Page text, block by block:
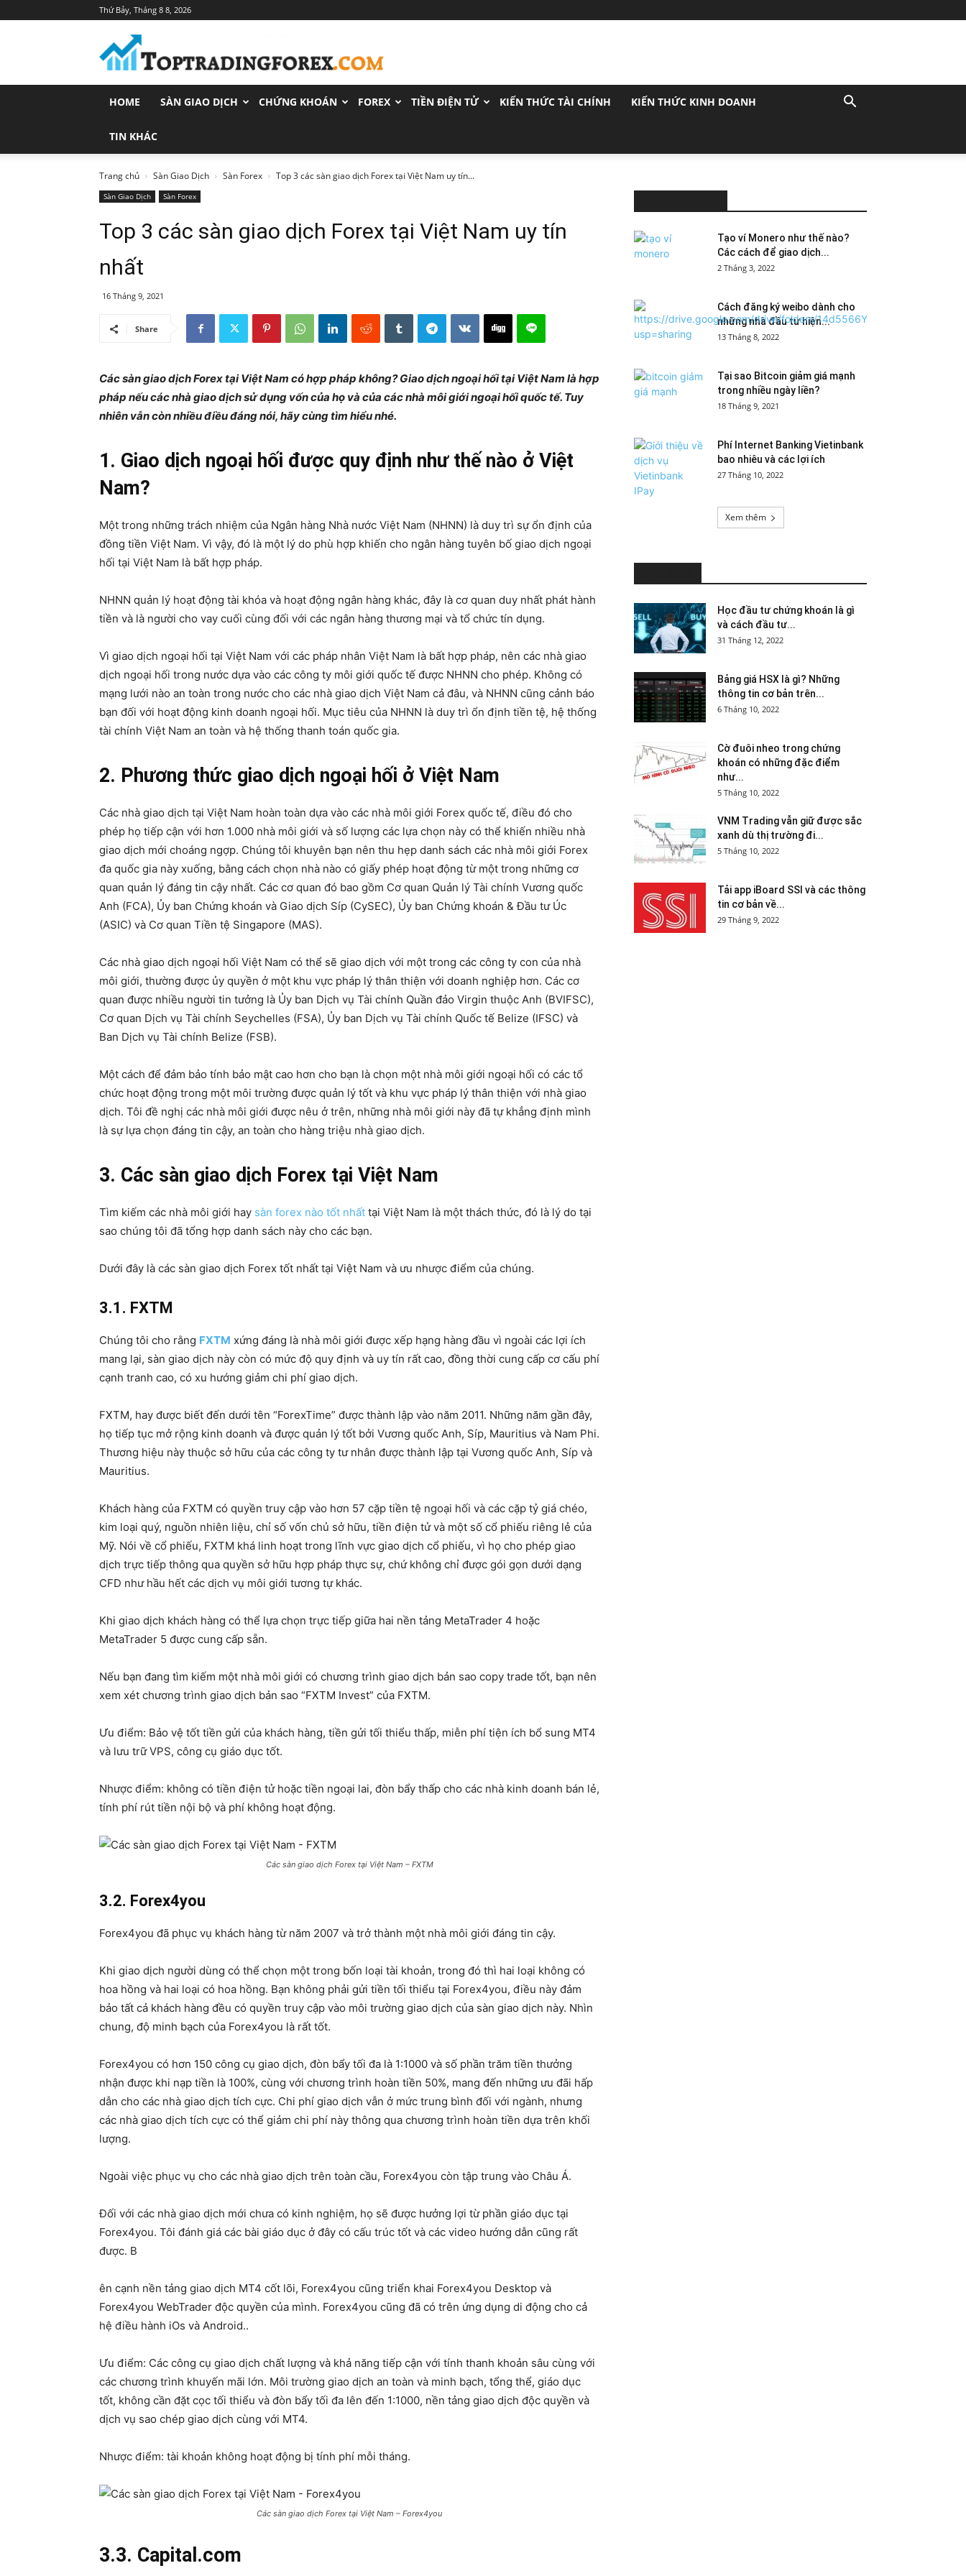
Thứ Bảy, Tháng 8 8, 2026
Trang
Tin
Tức
Đầu
HOME SÀN GIAO DỊCH CHỨNG KHOÁN FOREX TIỀN ĐIỆN TỬ KIẾN THỨC TÀI CHÍNH KIẾN THỨC KINH DOANH
TIN KHÁC
Trang chủ Sàn Giao Dịch Sàn Forex Top 3 các sàn giao dịch Forex tại Việt Nam uy tín...
Sàn Giao Dịch Sàn Forex
Top 3 các sàn giao dịch Forex tại Việt Nam uy tín
nhất
16 Tháng 9, 2021
Share
Các sàn giao dịch Forex tại Việt Nam có hợp pháp không? Giao dịch ngoại hối tại Việt Nam là hợp
pháp nếu các nhà giao dịch sử dụng vốn của họ và của các nhà môi giới ngoại hối quốc tế. Tuy
nhiên vẫn còn nhiều điều đáng nói, hãy cùng tìm hiểu nhé.
1. Giao dịch ngoại hối được quy định như thế nào ở Việt
Nam?
Một trong những trách nhiệm của Ngân hàng Nhà nước Việt Nam (NHNN) là duy trì sự ổn định của
đồng tiền Việt Nam. Vì vậy, đó là một lý do phù hợp khiến cho ngân hàng tuyên bố giao dịch ngoại
hối tại Việt Nam là bất hợp pháp.
NHNN quản lý hoạt động tài khóa và hoạt động ngân hàng khác, đây là cơ quan duy nhất phát hành
tiền và là người cho vay cuối cùng đối với các ngân hàng thương mại và tổ chức tín dụng.
Vì giao dịch ngoại hối tại Việt Nam với các pháp nhân Việt Nam là bất hợp pháp, nên các nhà giao
dịch ngoại hối trong nước dựa vào các công ty môi giới quốc tế được NHNN cho phép. Không có
mạng lưới nào an toàn trong nước cho các nhà giao dịch Việt Nam cả đâu, và NHNN cũng cảnh báo
bạn đối với hoạt động kinh doanh ngoại hối. Mục tiêu của NHNN là duy trì ổn định tiền tệ, hệ thống
tài chính Việt Nam an toàn và hệ thống thanh toán quốc gia.
2. Phương thức giao dịch ngoại hối ở Việt Nam
Các nhà giao dịch tại Việt Nam hoàn toàn dựa vào các nhà môi giới Forex quốc tế, điều đó cho
phép họ tiếp cận với hơn 1.000 nhà môi giới và số lượng các lựa chọn này có thể khiến nhiều nhà
giao dịch mới choáng ngợp. Chúng tôi khuyên bạn nên thu hẹp danh sách các nhà môi giới Forex
đa quốc gia này xuống, bằng cách chọn nhà nào có giấy phép hoạt động từ một trong những cơ
quan quản lý đáng tin cậy nhất. Các cơ quan đó bao gồm Cơ quan Quản lý Tài chính Vương quốc
Anh (FCA), Ủy ban Chứng khoán và Giao dịch Síp (CySEC), Ủy ban Chứng khoán & Đầu tư Úc
(ASIC) và Cơ quan Tiền tệ Singapore (MAS).
Các nhà giao dịch ngoại hối Việt Nam có thể sẽ giao dịch với một trong các công ty con của nhà
môi giới, thường được ủy quyền ở một khu vực pháp lý thân thiện với doanh nghiệp hơn. Các cơ
quan được nhiều người tin tưởng là Ủy ban Dịch vụ Tài chính Quần đảo Virgin thuộc Anh (BVIFSC),
Cơ quan Dịch vụ Tài chính Seychelles (FSA), Ủy ban Dịch vụ Tài chính Quốc tế Belize (IFSC) và
Ban Dịch vụ Tài chính Belize (FSB).
Một cách để đảm bảo tính bảo mật cao hơn cho bạn là chọn một nhà môi giới ngoại hối có các tổ
chức hoạt động trong một môi trường được quản lý tốt và khu vực pháp lý thân thiện với nhà giao
dịch. Tôi đề nghị các nhà môi giới được nêu ở trên, những nhà môi giới này đã tự khẳng định mình
là sự lựa chọn đáng tin cậy, an toàn cho hàng triệu nhà giao dịch.
3. Các sàn giao dịch Forex tại Việt Nam
Tìm kiếm các nhà môi giới hay sàn forex nào tốt nhất tại Việt Nam là một thách thức, đó là lý do tại
sao chúng tôi đã tổng hợp danh sách này cho các bạn.
Dưới đây là các sàn giao dịch Forex tốt nhất tại Việt Nam và ưu nhược điểm của chúng.
3.1. FXTM
Chúng tôi cho rằng FXTM xứng đáng là nhà môi giới được xếp hạng hàng đầu vì ngoài các lợi ích
mang lại, sàn giao dịch này còn có mức độ quy định và uy tín rất cao, đồng thời cung cấp cơ cấu phí
cạnh tranh cao, có xu hướng giảm chi phí giao dịch.
FXTM, hay được biết đến dưới tên “ForexTime” được thành lập vào năm 2011. Những năm gần đây,
họ tiếp tục mở rộng kinh doanh và được quản lý tốt bởi Vương quốc Anh, Síp, Mauritius và Nam Phi.
Thương hiệu này thuộc sở hữu của các công ty tư nhân được thành lập tại Vương quốc Anh, Síp và
Mauritius.
Khách hàng của FXTM có quyền truy cập vào hơn 57 cặp tiền tệ ngoại hối và các cặp tỷ giá chéo,
kim loại quý, nguồn nhiên liệu, chỉ số vốn chủ sở hữu, tiền điện tử và một số cổ phiếu riêng lẻ của
Mỹ. Nói về cổ phiếu, FXTM khá linh hoạt trong lĩnh vực giao dịch cổ phiếu, vì họ cho phép giao
dịch trực tiếp thông qua quyền sở hữu hợp pháp thực sự, chứ không chỉ được gói gọn dưới dạng
CFD như hầu hết các dịch vụ môi giới tương tự khác.
Khi giao dịch khách hàng có thể lựa chọn trực tiếp giữa hai nền tảng MetaTrader 4 hoặc
MetaTrader 5 được cung cấp sẵn.
Nếu bạn đang tìm kiếm một nhà môi giới có chương trình giao dịch bản sao copy trade tốt, bạn nên
xem xét chương trình giao dịch bản sao “FXTM Invest” của FXTM.
Ưu điểm: Bảo vệ tốt tiền gửi của khách hàng, tiền gửi tối thiểu thấp, miễn phí tiện ích bổ sung MT4
và lưu trữ VPS, công cụ giáo dục tốt.
Nhược điểm: không có tiền điện tử hoặc tiền ngoại lai, đòn bẩy thấp cho các nhà kinh doanh bán lẻ,
tính phí rút tiền nội bộ và phí không hoạt động.
Các sàn giao dịch Forex tại Việt Nam – FXTM
3.2. Forex4you
Forex4you đã phục vụ khách hàng từ năm 2007 và trở thành một nhà môi giới đáng tin cậy.
Khi giao dịch người dùng có thể chọn một trong bốn loại tài khoản, trong đó thì hai loại không có
hoa hồng và hai loại có hoa hồng. Bạn không phải gửi tiền tối thiểu tại Forex4you, điều này đảm
bảo tất cả khách hàng đều có quyền truy cập vào môi trường giao dịch của sàn giao dịch này. Nhìn
chung, độ minh bạch của Forex4you là rất tốt.
Forex4you có hơn 150 công cụ giao dịch, đòn bẩy tối đa là 1:1000 và số phần trăm tiền thưởng
nhận được khi nạp tiền là 100%, cùng với chương trình hoàn tiền 50%, mang đến những ưu đãi hấp
dẫn cho các nhà giao dịch tích cực. Chi phí giao dịch vẫn ở mức trung bình đối với ngành, nhưng
các nhà giao dịch tích cực có thể giảm chi phí này thông qua chương trình hoàn tiền dựa trên khối
lượng.
Ngoài việc phục vụ cho các nhà giao dịch trên toàn cầu, Forex4you còn tập trung vào Châu Á.
Đối với các nhà giao dịch mới chưa có kinh nghiệm, họ sẽ được hưởng lợi từ phần giáo dục tại
Forex4you. Tôi đánh giá các bài giáo dục ở đây có cấu trúc tốt và các video hướng dẫn cũng rất
được. B
ên cạnh nền tảng giao dịch MT4 cốt lõi, Forex4you cũng triển khai Forex4you Desktop và
Forex4you WebTrader độc quyền của mình. Forex4you cũng đã có trên ứng dụng di động cho cả
hệ điều hành iOs và Android..
Ưu điểm: Các công cụ giao dịch chất lượng và khả năng tiếp cận với tính thanh khoản sâu cùng với
các chương trình khuyến mãi lớn. Môi trường giao dịch an toàn và minh bạch, tổng thể, giáo dục
tốt, không cần đặt cọc tối thiểu và đòn bẩy tối đa lên đến 1:1000, nền tảng giao dịch độc quyền và
dịch vụ sao chép giao dịch cùng với MT4.
Nhược điểm: tài khoản không hoạt động bị tính phí mỗi tháng.
Các sàn giao dịch Forex tại Việt Nam – Forex4you
3.3. Capital.com
Tạo ví Monero như thế nào?
Các cách để giao dịch...
2 Tháng 3, 2022
Cách đăng ký weibo dành cho
những nhà đầu tư hiện...
13 Tháng 8, 2022
Tại sao Bitcoin giảm giá mạnh
trong nhiều ngày liền?
18 Tháng 9, 2021
Phí Internet Banking Vietinbank
bao nhiêu và các lợi ích
27 Tháng 10, 2022
Xem thêm
Học đầu tư chứng khoán là gì
và cách đầu tư...
31 Tháng 12, 2022
Bảng giá HSX là gì? Những
thông tin cơ bản trên...
6 Tháng 10, 2022
Cờ đuôi nheo trong chứng
khoán có những đặc điểm
như...
5 Tháng 10, 2022
VNM Trading vẫn giữ được sắc
xanh dù thị trường đi...
5 Tháng 10, 2022
Tải app iBoard SSI và các thông
tin cơ bản về...
29 Tháng 9, 2022